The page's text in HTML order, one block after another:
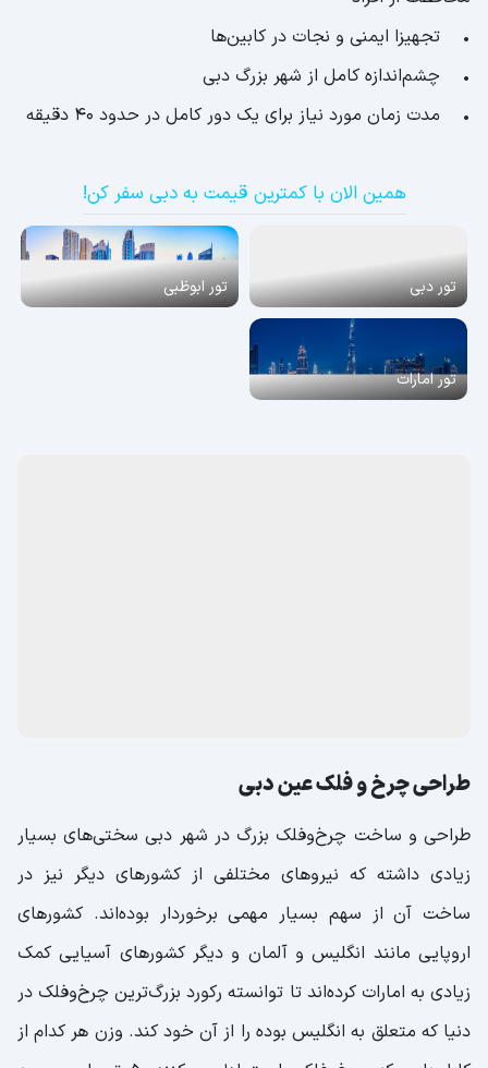
• تجهیزا ایمنی و نجات در کابین‌ها
• چشم‌اندازه کامل از شهر بزرگ دبی
• مدت زمان مورد نیاز برای یک دور کامل در حدود ۴۰ دقیقه
همین الان با کمترین قیمت به دبی سفر کن!
تور دبی تور ابوظبی
تور امارات
طراحی چرخ و فلک عین دبی
طراحی و ساخت چرخ‌وفلک بزرگ در شهر دبی سختی‌های بسیار
زیادی داشته که نیرو‌های مختلفی از کشور‌های دیگر نیز در
ساخت آن از سهم بسیار مهمی برخوردار بوده‌اند. کشور‌های
اروپایی مانند انگلیس و آلمان و دیگر کشور‌های آسیایی کمک
زیادی به امارات کرده‌اند تا توانسته رکورد بزرگ‌ترین چرخ‌وفلک در
دنیا که متعلق به انگلیس بوده را از آن خود کند. وزن هر کدام از